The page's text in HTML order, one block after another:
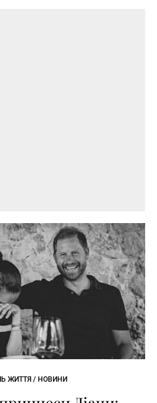
ЖИТТЯ / НОВИНИ